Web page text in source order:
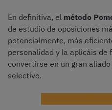
En definitiva, el método
de estudio de oposiciones
potencialmente, más
personalidad y la aplicáis de
convertirse en un gran
selectivo.